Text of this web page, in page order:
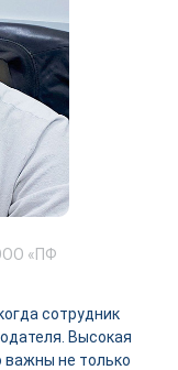
«ПФ
сотрудник
Высокая
важны не только